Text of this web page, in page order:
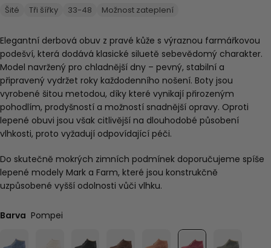
Šité Tři šířky 33-48 Možnost zateplení
Elegantní derbová obuv z pravé kůže s výraznou farmářkovou
podešví, která dodává klasické siluetě sebevědomý charakter.
Model navržený pro chladnější dny – pevný, stabilní a
připravený vydržet roky každodenního nošení. Boty jsou
vyrobené šitou metodou, díky které vynikají přirozeným
pohodlím, prodyšností a možností snadnější opravy. Oproti
lepené obuvi jsou však citlivější na dlouhodobé působení
vlhkosti, proto vyžadují odpovídající péči.
Do skutečně mokrých zimních podmínek doporučujeme spíše
lepené modely Mark a Farm, které jsou konstrukčně
uzpůsobené vyšší odolnosti vůči vlhku.
Barva Pompei